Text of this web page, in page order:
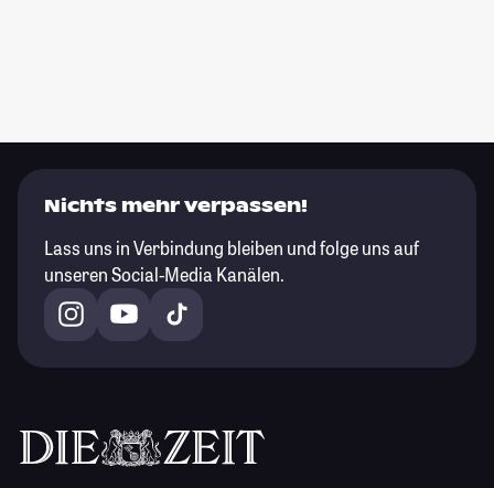
Nichts mehr verpassen!
Lass uns in Verbindung bleiben und folge uns auf
unseren Social-Media Kanälen.